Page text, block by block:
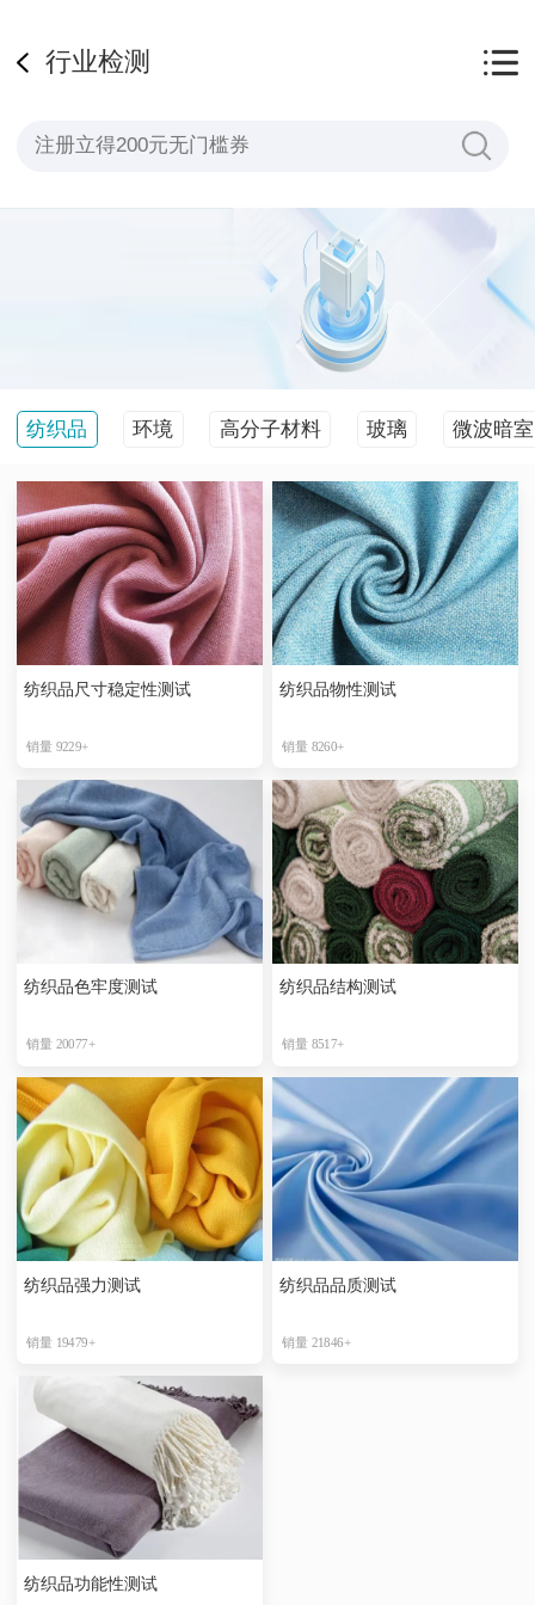
行业检测
纺织品 环境 高分子材料 玻璃 微波暗室
纺织品尺寸稳定性测试
销量 9229+
纺织品物性测试
销量 8260+
纺织品色牢度测试
销量 20077+
纺织品结构测试
销量 8517+
纺织品强力测试
销量 19479+
纺织品品质测试
销量 21846+
纺织品功能性测试